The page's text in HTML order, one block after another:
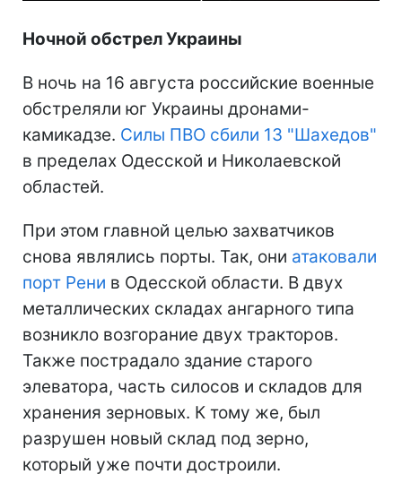
Ночной обстрел Украины
В ночь на 16 августа российские военные
обстреляли юг Украины дронами-
камикадзе. Силы ПВО сбили 13 "Шахедов"
в пределах Одесской и Николаевской
областей.
При этом главной целью захватчиков
снова являлись порты. Так, они атаковали
порт Рени в Одесской области. В двух
металлических складах ангарного типа
возникло возгорание двух тракторов.
Также пострадало здание старого
элеватора, часть силосов и складов для
хранения зерновых. К тому же, был
разрушен новый склад под зерно,
который уже почти достроили.